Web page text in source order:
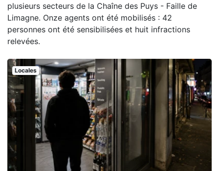
plusieurs secteurs de la Chaîne des Puys - Faille de
Limagne. Onze agents ont été mobilisés : 42
personnes ont été sensibilisées et huit infractions
relevées.
Locales